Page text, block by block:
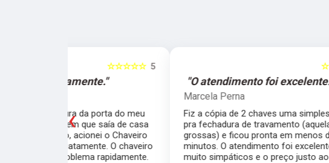
"O atendimento foi excelente."
Fiz a cópia de 2 chaves uma simples e outra
pra fechadura de travamento (aquelas chaves
grossas) e ficou pronta em menos de 15
minutos. O atendimento foi excelente, todos
muito simpáticos e o preço justo ao serviço!!
‹